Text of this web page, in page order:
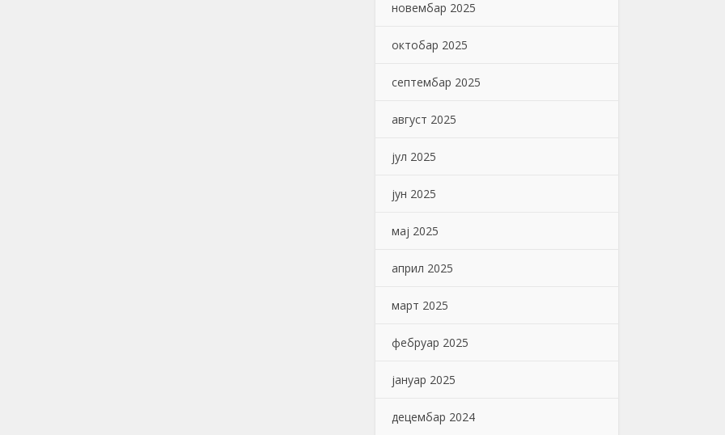
новембар 2025
октобар 2025
септембар 2025
август 2025
јул 2025
јун 2025
мај 2025
април 2025
март 2025
фебруар 2025
јануар 2025
децембар 2024